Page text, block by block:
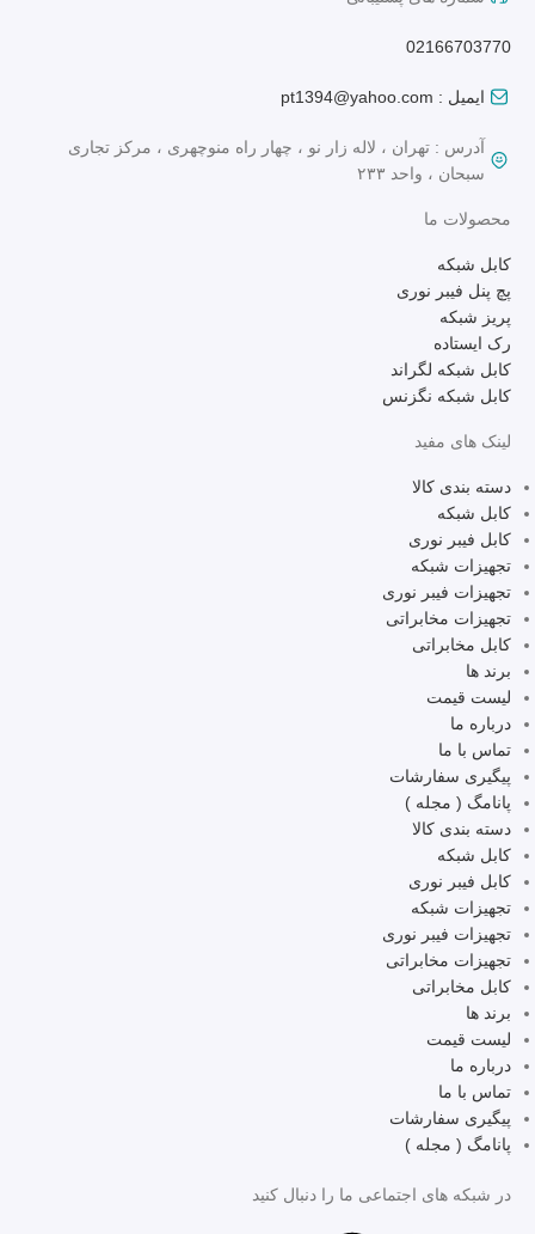
02166703770
ایمیل : pt1394@yahoo.com
آدرس : تهران ، لاله زار نو ، چهار راه منوچهری ، مرکز تجاری
سبحان ، واحد ۲۳۳
محصولات ما
کابل شبکه
پچ پنل فیبر نوری
پریز شبکه
رک ایستاده
کابل شبکه لگراند
کابل شبکه نگزنس
لینک های مفید
دسته بندی کالا
کابل شبکه
کابل فیبر نوری
تجهیزات شبکه
تجهیزات فیبر نوری
تجهیزات مخابراتی
کابل مخابراتی
برند ها
لیست قیمت
درباره ما
تماس با ما
پیگیری سفارشات
پانامگ ( مجله )
دسته بندی کالا
کابل شبکه
کابل فیبر نوری
تجهیزات شبکه
تجهیزات فیبر نوری
تجهیزات مخابراتی
کابل مخابراتی
برند ها
لیست قیمت
درباره ما
تماس با ما
پیگیری سفارشات
پانامگ ( مجله )
در شبکه ‌های اجتماعی ما را دنبال کنید